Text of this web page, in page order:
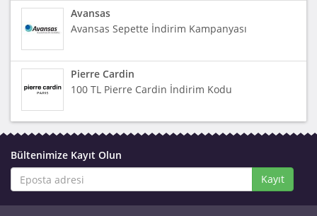
Avansas
Avansas Sepette İndirim Kampanyası
Pierre Cardin
100 TL Pierre Cardin İndirim Kodu
Bültenimize Kayıt Olun
Kayıt